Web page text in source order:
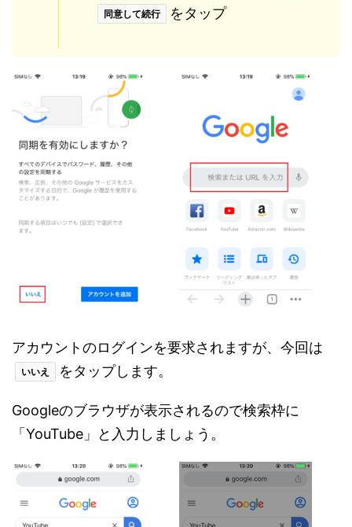
同意して続行 をタップ
アカウントのログインを要求されますが、今回は
いいえ をタップします。
Googleのブラウザが表示されるので検索枠に
「YouTube」と入力しましょう。